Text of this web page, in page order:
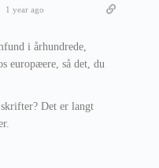
1 year ago
i århundrede,
europæere, så det, du
Det er langt